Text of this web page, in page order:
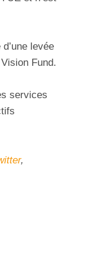
levée
Fund.
services
,